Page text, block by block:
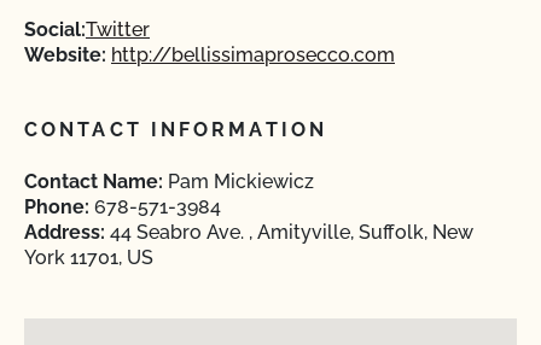
Social:Twitter
Website: http://bellissimaprosecco.com
CONTACT INFORMATION
Contact Name: Pam Mickiewicz
Phone: 678-571-3984
Address: 44 Seabro Ave. , Amityville, Suffolk, New
York 11701, US